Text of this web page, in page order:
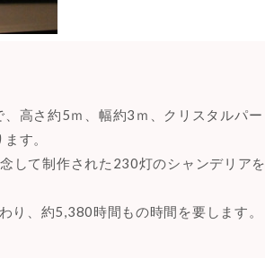
高さ約5ｍ、幅約3ｍ、クリスタルパー
す。
して制作された230灯のシャンデリアを
り、約5,380時間もの時間を要します。